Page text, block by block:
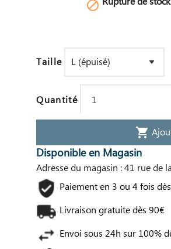

Taille
Quantité
shopping_cart
Disponible en Magasin
Adresse du magasin : 41 rue de
Paiement en 3 ou 4 fois
Livraison gratuite dès 90€
Envoi sous 24h sur 100%